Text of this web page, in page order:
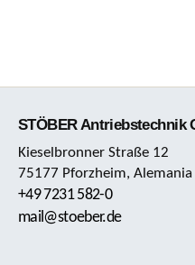
STÖBER Antriebstechnik
Kieselbronner Straße 12
75177 Pforzheim, Alemania
+49 7231 582-0
mail@stoeber.de